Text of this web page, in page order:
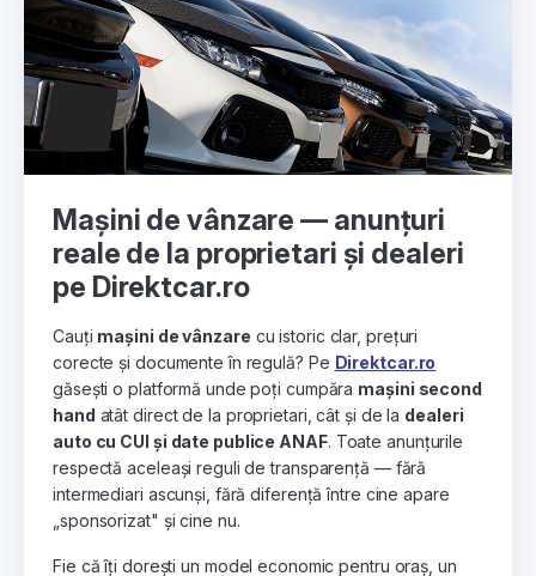
Mașini de vânzare — anunțuri
reale de la proprietari și dealeri
pe Direktcar.ro
Cauți mașini de vânzare cu istoric clar, prețuri
corecte și documente în regulă? Pe Direktcar.ro
găsești o platformă unde poți cumpăra mașini second
hand atât direct de la proprietari, cât și de la dealeri
auto cu CUI și date publice ANAF. Toate anunțurile
respectă aceleași reguli de transparență — fără
intermediari ascunși, fără diferență între cine apare
„sponsorizat" și cine nu.
Fie că îți dorești un model economic pentru oraș, un